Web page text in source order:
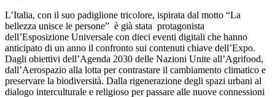
L’Italia, con il suo padiglione tricolore, ispirata dal motto “La
bellezza unisce le persone” è già stata protagonista
dell’Esposizione Universale con dieci eventi digitali che hanno
anticipato di un anno il confronto sui contenuti chiave dell’Expo.
Dagli obiettivi dell’Agenda 2030 delle Nazioni Unite all’Agrifood,
dall’Aerospazio alla lotta per contrastare il cambiamento climatico e
preservare la biodiversità. Dalla rigenerazione degli spazi urbani al
dialogo interculturale e religioso per passare alle nuove connessioni